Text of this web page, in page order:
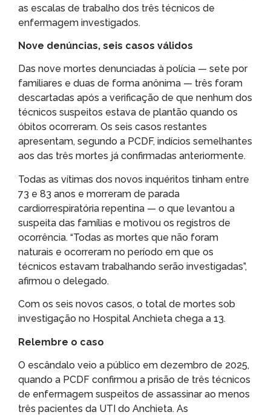
as escalas de trabalho dos três técnicos de
enfermagem investigados.
Nove denúncias, seis casos válidos
Das nove mortes denunciadas à polícia — sete por
familiares e duas de forma anônima — três foram
descartadas após a verificação de que nenhum dos
técnicos suspeitos estava de plantão quando os
óbitos ocorreram. Os seis casos restantes
apresentam, segundo a PCDF, indícios semelhantes
aos das três mortes já confirmadas anteriormente.
Todas as vítimas dos novos inquéritos tinham entre
73 e 83 anos e morreram de parada
cardiorrespiratória repentina — o que levantou a
suspeita das famílias e motivou os registros de
ocorrência. “Todas as mortes que não foram
naturais e ocorreram no período em que os
técnicos estavam trabalhando serão investigadas”,
afirmou o delegado.
Com os seis novos casos, o total de mortes sob
investigação no Hospital Anchieta chega a 13.
Relembre o caso
O escândalo veio a público em dezembro de 2025,
quando a PCDF confirmou a prisão de três técnicos
de enfermagem suspeitos de assassinar ao menos
três pacientes da UTI do Anchieta. As